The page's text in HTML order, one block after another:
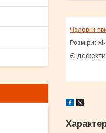
Чоловічі
Розміри: xl-
Є